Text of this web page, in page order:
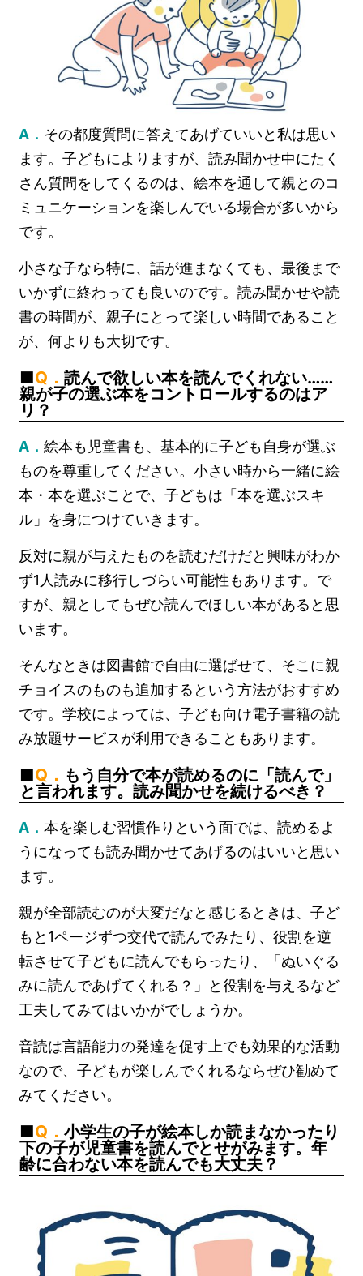
A． その都度質問に答えてあげていいと私は思い
ます。子どもによりますが、読み聞かせ中にたく
さん質問をしてくるのは、絵本を通して親とのコ
ミュニケーションを楽しんでいる場合が多いから
です。
小さな子なら特に、話が進まなくても、最後まで
いかずに終わっても良いのです。読み聞かせや読
書の時間が、親子にとって楽しい時間であること
が、何よりも大切です。
Q．読んで欲しい本を読んでくれない……
親が子の選ぶ本をコントロールするのはア
リ？
A．絵本も児童書も、基本的に子ども自身が選ぶ
ものを尊重してください。小さい時から一緒に絵
本・本を選ぶことで、子どもは「本を選ぶスキ
ル」を身につけていきます。
反対に親が与えたものを読むだけだと興味がわか
ず1人読みに移行しづらい可能性もあります。で
すが、親としてもぜひ読んでほしい本があると思
います。
そんなときは図書館で自由に選ばせて、そこに親
チョイスのものも追加するという方法がおすすめ
です。学校によっては、子ども向け電子書籍の読
み放題サービスが利用できることもあります。
Q． もう自分で本が読めるのに「読んで」
と言われます。読み聞かせを続けるべき？
A．本を楽しむ習慣作りという面では、読めるよ
うになっても読み聞かせてあげるのはいいと思い
ます。
親が全部読むのが大変だなと感じるときは、子ど
もと1ページずつ交代で読んでみたり、役割を逆
転させて子どもに読んでもらったり、「ぬいぐる
みに読んであげてくれる？」と役割を与えるなど
工夫してみてはいかがでしょうか。
音読は言語能力の発達を促す上でも効果的な活動
なので、子どもが楽しんでくれるならぜひ勧めて
みてください。
Q．小学生の子が絵本しか読まなかったり
下の子が児童書を読んでとせがみます。年
齢に合わない本を読んでも大丈夫？